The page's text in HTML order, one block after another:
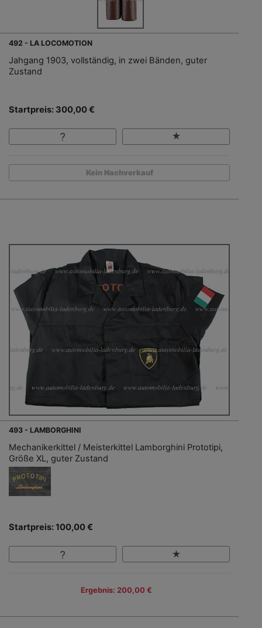
492 - LA LOCOMOTION
Jahgang 1903, vollständig, in zwei Bänden, guter
Zustand
Startpreis: 300,00 €
Kein Nachverkauf
493 - LAMBORGHINI
Mechanikerkittel / Meisterkittel Lamborghini Prototipi,
Größe XL, guter Zustand
Startpreis: 100,00 €
Ergebnis: 200,00 €